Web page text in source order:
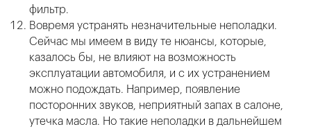
фильтр.
Вовремя устранять незначительные неполадки.
Сейчас мы имеем в виду те нюансы, которые,
казалось бы, не влияют на возможность
эксплуатации автомобиля, и с их устранением
можно подождать. Например, появление
посторонних звуков, неприятный запах в салоне,
утечка масла. Но такие неполадки в дальнейшем